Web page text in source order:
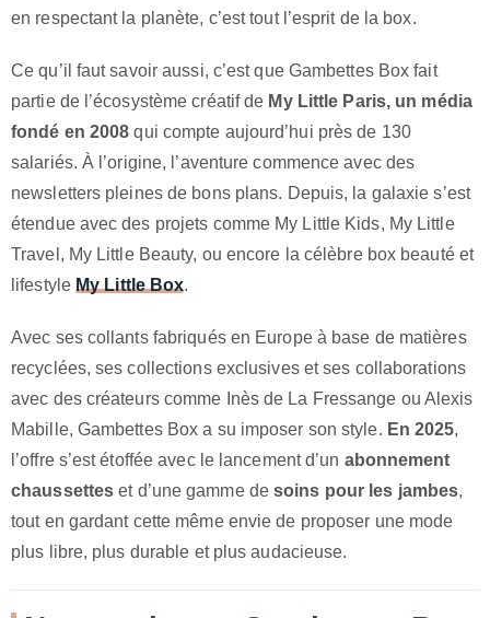
en respectant la planète, c’est tout l’esprit de la box.
Ce qu’il faut savoir aussi, c’est que Gambettes Box fait
partie de l’écosystème créatif de My Little Paris, un média
fondé en 2008 qui compte aujourd’hui près de 130
salariés. À l’origine, l’aventure commence avec des
newsletters pleines de bons plans. Depuis, la galaxie s’est
étendue avec des projets comme My Little Kids, My Little
Travel, My Little Beauty, ou encore la célèbre box beauté et
lifestyle My Little Box.
Avec ses collants fabriqués en Europe à base de matières
recyclées, ses collections exclusives et ses collaborations
avec des créateurs comme Inès de La Fressange ou Alexis
Mabille, Gambettes Box a su imposer son style. En 2025,
l’offre s’est étoffée avec le lancement d’un abonnement
chaussettes et d’une gamme desoins pour les jambes,
tout en gardant cette même envie de proposer une mode
plus libre, plus durable et plus audacieuse.